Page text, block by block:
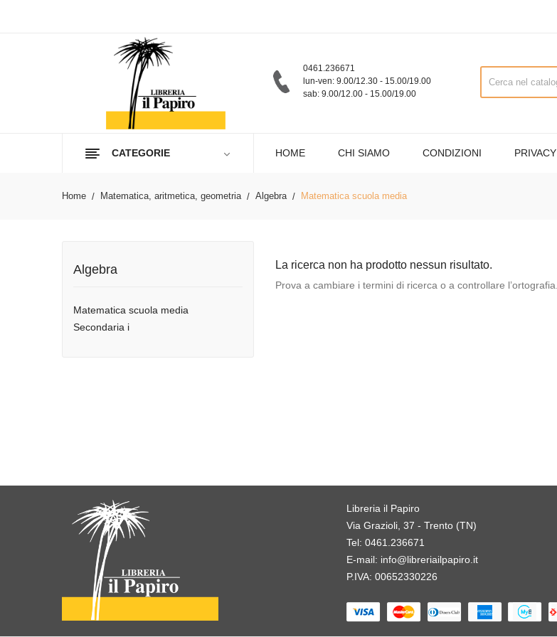
0461.236671
lun-ven: 9.00/12.30 - 15.00/19.00
sab: 9.00/12.00 - 15.00/19.00
CATEGORIE HOME CHI SIAMO CONDIZIONI PRIVACY
Home Matematica, aritmetica, geometria Algebra Matematica scuola media
Algebra
Matematica scuola media
Secondaria i
La ricerca non ha prodotto nessun risultato.
Prova a cambiare i termini di ricerca o a controllare l’ortografia.
Libreria il Papiro
Via Grazioli, 37 - Trento (TN)
Tel: 0461.236671
E-mail: info@libreriailpapiro.it
P.IVA: 00652330226